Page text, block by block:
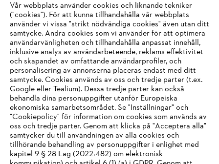
Företaget
STIHL FAQ
Service
IHR BROWSER WIRD NICHT
Vår webbplats använder cookies och liknande tekniker
("cookies"). För att kunna tillhandahålla vår webbplats
använder vi vissa "strikt nödvändiga cookies" även utan ditt
samtycke. Andra cookies som vi använder för att optimera
användarvänligheten och tillhandahålla anpassat innehåll,
inklusive analys av användarbeteende, reklams effektivitet
och skapandet av omfattande användarprofiler, och
personalisering av annonserna placeras endast med ditt
samtycke. Cookies används av oss och tredje parter (t.ex.
Google eller Tealium). Dessa tredje parter kan också
behandla dina personuppgifter utanför Europeiska
ekonomiska samarbetsområdet. Se "Inställningar" och
"Cookiepolicy" för information om cookies som används av
oss och tredje parter. Genom att klicka på "Acceptera alla"
samtycker du till användningen av alla cookies och
tillhörande behandling av personuppgifter i enlighet med
kapitel 9 § 28 Lag (2022:482) om elektronisk